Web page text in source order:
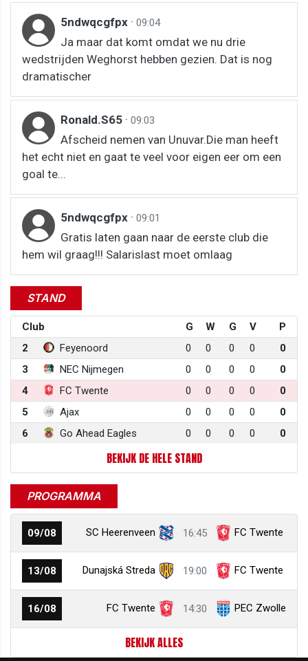
5ndwqcgfpx · 09:04
Ja maar dat komt omdat we nu drie
wedstrijden Weghorst hebben gezien. Dat is nog
dramatischer
Ronald.S65 · 09:03
Afscheid nemen van Unuvar.Die man heeft
het echt niet en gaat te veel voor eigen eer om een
goal te...
5ndwqcgfpx · 09:01
Gratis laten gaan naar de eerste club die
hem wil graag!!! Salarislast moet omlaag
STAND
Club G W G V
P
2
Feyenoord 0 0 0 0
0
3
NEC Nijmegen 0 0 0 0
0
4
FC Twente 0 0 0 0
0
5
Ajax 0 0 0 0
0
6
Go Ahead Eagles 0 0 0 0 0
BEKIJK DE HELE STAND
PROGRAMMA
09/08 SC Heerenveen 16:45 FC Twente
13/08 Dunajská Streda 19:00 FC Twente
16/08 FC Twente 14:30 PEC Zwolle
BEKIJK ALLES